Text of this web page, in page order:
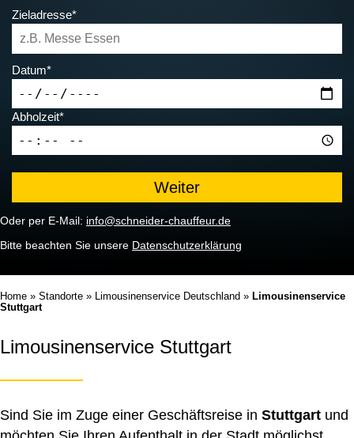
Zieladresse*
Datum*
Abholzeit*
Oder per E-Mail: info@schneider-chauffeur.de
Bitte beachten Sie unsere Datenschutzerklärung
Home » Standorte » Limousinenservice Deutschland » Limousinenservice
Stuttgart
Limousinenservice Stuttgart
Sind Sie im Zuge einer Geschäftsreise in Stuttgart und